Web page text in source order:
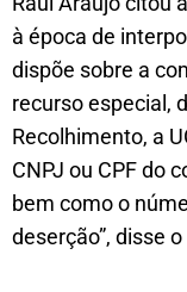
à época de
dispõe sobre a
recurso especial,
Recolhimento, a
CNPJ ou CPF do
bem como o
deserção”, disse